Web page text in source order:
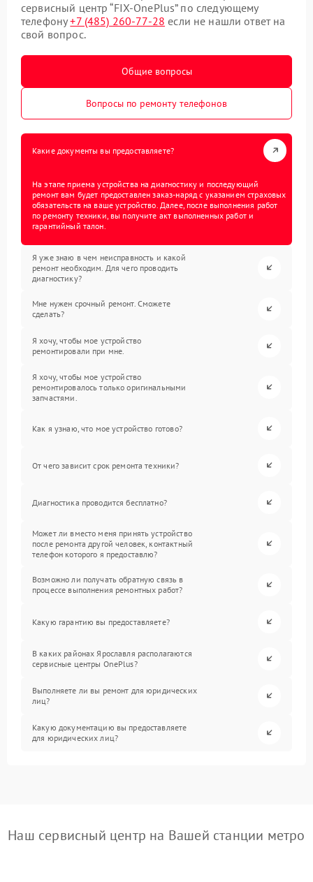
сервисный центр “FIX-OnePlus” по следующему
телефону+7 (485) 260-77-28 если не нашли ответ на
свой вопрос.
Общие вопросы
Вопросы по ремонту телефонов
Какие документы вы предоставляете?
На этапе приема устройства на диагностику и последующий
ремонт вам будет предоставлен заказ-наряд с указанием страховых
обязательств на ваше устройство. Далее, после выполнения работ
по ремонту техники, вы получите акт выполненных работ и
гарантийный талон.
Я уже знаю в чем неисправность и какой
ремонт необходим. Для чего проводить
диагностику?
Мне нужен срочный ремонт. Сможете
сделать?
Я хочу, чтобы мое устройство
ремонтировали при мне.
Я хочу, чтобы мое устройство
ремонтировалось только оригинальными
запчастями.
Как я узнаю, что мое устройство готово?
От чего зависит срок ремонта техники?
Диагностика проводится бесплатно?
Может ли вместо меня принять устройство
после ремонта другой человек, контактный
телефон которого я предоставлю?
Возможно ли получать обратную связь в
процессе выполнения ремонтных работ?
Какую гарантию вы предоставляете?
В каких районах Ярославля располагаются
сервисные центры OnePlus?
Выполняете ли вы ремонт для юридических
лиц?
Какую документацию вы предоставляете
для юридических лиц?
Наш сервисный центр на Вашей станции метро